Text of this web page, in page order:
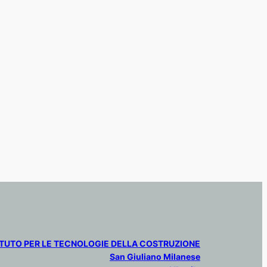
PER LE TECNOLOGIE DELLA COSTRUZIONE
San Giuliano Milanese